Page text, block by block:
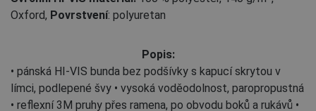
Oxford, Povrstvení: polyuretan
Popis:
• pánská HI-VIS bunda bez podšívky s kapucí skrytou v
límci, podlepené švy • vysoká voděodolnost, paropropustná
• reflexní 3M pruhy přes ramena, po obvodu boků a rukávů •